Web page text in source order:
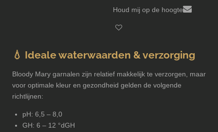
Houd mij op de hoogte
💧 Ideale waterwaarden & verzorging
Bloody Mary garnalen zijn relatief makkelijk te verzorgen, maar
voor optimale kleur en gezondheid gelden de volgende
richtlijnen:
pH: 6,5 – 8,0
GH: 6 – 12 °dGH